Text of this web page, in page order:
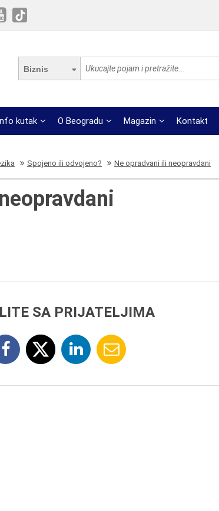
Biznis
kutak O Beogradu Magazin Kontakt
Spojeno ili odvojeno? Ne opradvani ili neopravdani
SA PRIJATELJIMA